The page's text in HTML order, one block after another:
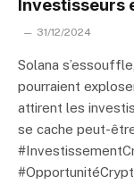
Investisseurs
31/12/2024
Solana
pourraient
attirent les
se cache peut-